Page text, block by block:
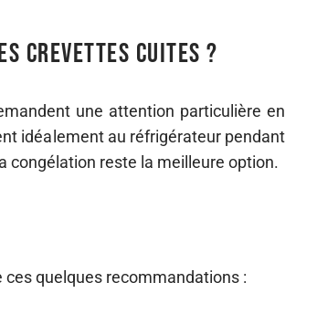
crevettes cuites ?
une attention particulière en
idéalement au réfrigérateur pendant
congélation reste la meilleure option.
quelques recommandations :